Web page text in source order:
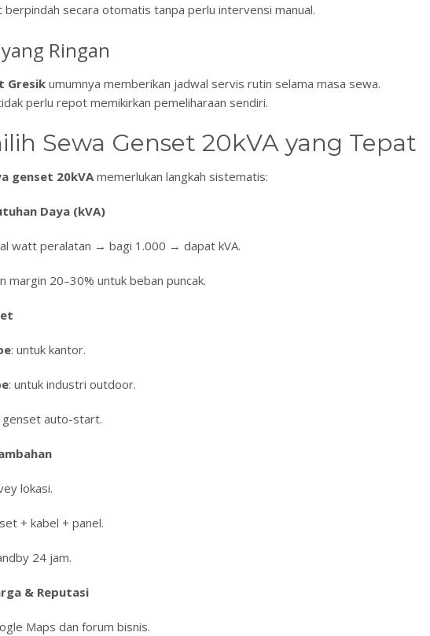
berpindah secara otomatis tanpa perlu intervensi manual.
Ringan
Gresikumumnya memberikan jadwal servis rutin selama masa sewa.
perlu repot memikirkan pemeliharaan sendiri.
Sewa Genset 20kVA yang Tepat
genset 20kVAmemerlukan langkah sistematis:
Daya (kVA)
watt peralatan → bagi 1.000 → dapat kVA.
margin 20–30% untuk beban puncak.
: untuk kantor.
: untuk industri outdoor.
genset auto-start.
lokasi.
+ kabel + panel.
24 jam.
& Reputasi
Maps dan forum bisnis.